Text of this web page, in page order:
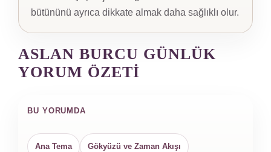
bütününü ayrıca dikkate almak daha sağlıklı olur.
ASLAN BURCU GÜNLÜK
YORUM ÖZETI
BU YORUMDA
Ana Tema Gökyüzü ve Zaman Akışı